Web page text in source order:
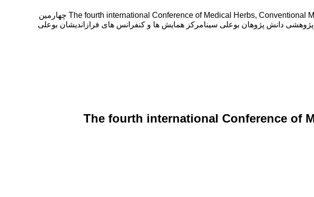
چهارمین همایش بین المللی گیاهان دارویی طب سنتی و کشاورزی ارگانیک The fourth international Conference of Medical Herbs, Conventional Medicine and Organic Agriculture چهارمین
و کشاورزی ارگانیک در تاریخ ۲۸ بهمن ۱۴۰۳ توسط ،انجمن علمی پژوهشی دانش پژوهان بوعلی سینامرکز همایش ها و کنفرانس های فرازاندیشان بوعلی
The fourth international Conference of